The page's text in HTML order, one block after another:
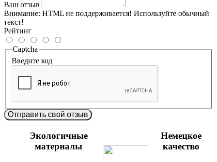
Ваш отзыв
Внимание: HTML не поддерживается! Используйте обычный
текст!
Рейтинг
Captcha
Введите код
Отправить свой отзыв
Экологичные
материалы
Немецкое
качество